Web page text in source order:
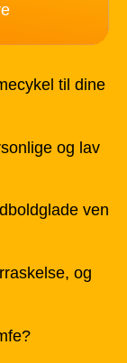
til dine
og lav
ven
og